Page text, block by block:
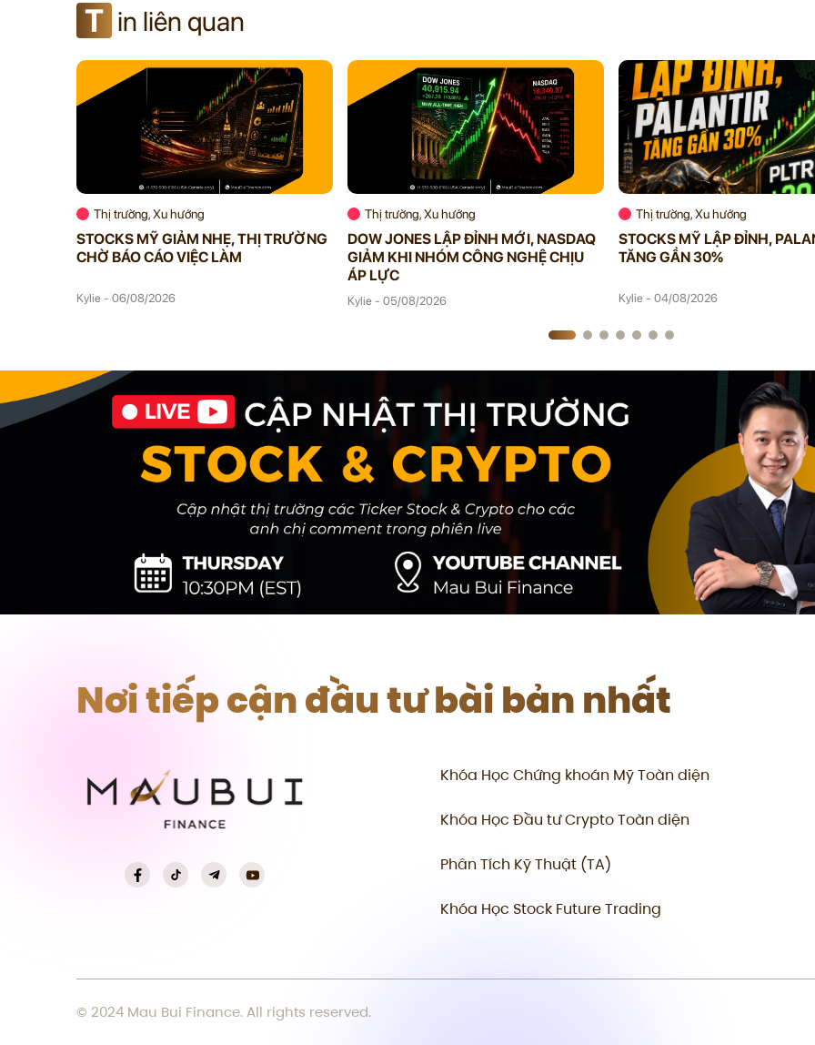
T in liên quan
Thị trường, Xu hướng
STOCKS MỸ GIẢM NHẸ, THỊ TRƯỜNG
CHỜ BÁO CÁO VIỆC LÀM
Kylie - 06/08/2026
Thị trường, Xu hướng
DOW JONES LẬP ĐỈNH MỚI, NASDAQ
GIẢM KHI NHÓM CÔNG NGHỆ CHỊU
ÁP LỰC
Kylie - 05/08/2026
Thị trường, Xu hướng
STOCKS MỸ LẬP ĐỈNH,
TĂNG GẦN 30%
Kylie - 04/08/2026
Nơi tiếp cận đầu tư bài bản nhất
Khóa Học Chứng khoán Mỹ Toàn diện
Khóa Học Đầu tư Crypto Toàn diện
Phân Tích Kỹ Thuật (TA)
Khóa Học Stock Future Trading
© 2024 Mau Bui Finance. All rights reserved.